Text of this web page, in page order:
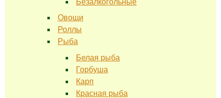
Безалкогольные
Овощи
Роллы
Рыба
Белая рыба
Горбуша
Карп
Красная рыба